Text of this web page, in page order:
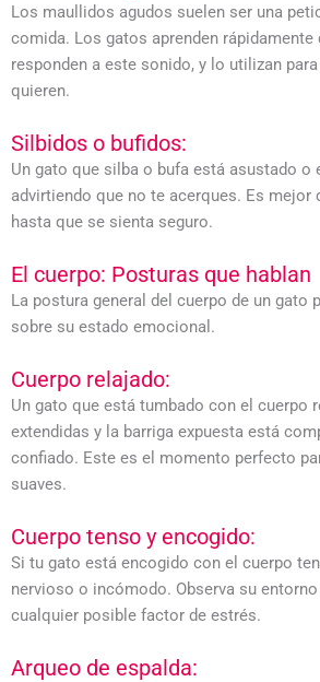
Los maullidos agudos suelen ser una
comida. Los gatos aprenden rápidamente
responden a este sonido, y lo utilizan
quieren.
Silbidos o bufidos:
Un gato que silba o bufa está asustado o
advirtiendo que no te acerques. Es mejor
hasta que se sienta seguro.
El cuerpo: Posturas que hablan
La postura general del cuerpo de un gato
sobre su estado emocional.
Cuerpo relajado:
Un gato que está tumbado con el cuerpo
extendidas y la barriga expuesta está
confiado. Este es el momento perfecto
suaves.
Cuerpo tenso y encogido:
Si tu gato está encogido con el cuerpo
nervioso o incómodo. Observa su
cualquier posible factor de estrés.
Arqueo de espalda: